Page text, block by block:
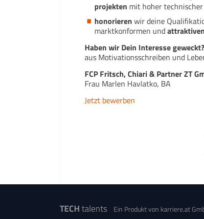
projekten mit hoher
honorieren wir deine
marktkonformen und
Haben wir Dein Interesse geweckt?
aus Motivationsschreiben und
FCP Fritsch, Chiari & Partner ZT
Frau Marlen Havlatko, BA
Jetzt bewerben
TECHtalents Ein Produkt von karriere.at